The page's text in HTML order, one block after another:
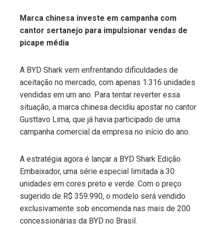
Marca chinesa investe em campanha com
cantor sertanejo para impulsionar vendas de
picape média
A BYD Shark vem enfrentando dificuldades de
aceitação no mercado, com apenas 1.316 unidades
vendidas em um ano. Para tentar reverter essa
situação, a marca chinesa decidiu apostar no cantor
Gusttavo Lima, que já havia participado de uma
campanha comercial da empresa no início do ano.
A estratégia agora é lançar a BYD Shark Edição
Embaixador, uma série especial limitada a 30
unidades em cores preto e verde. Com o preço
sugerido de R$ 359.990, o modelo será vendido
exclusivamente sob encomenda nas mais de 200
concessionárias da BYD no Brasil.